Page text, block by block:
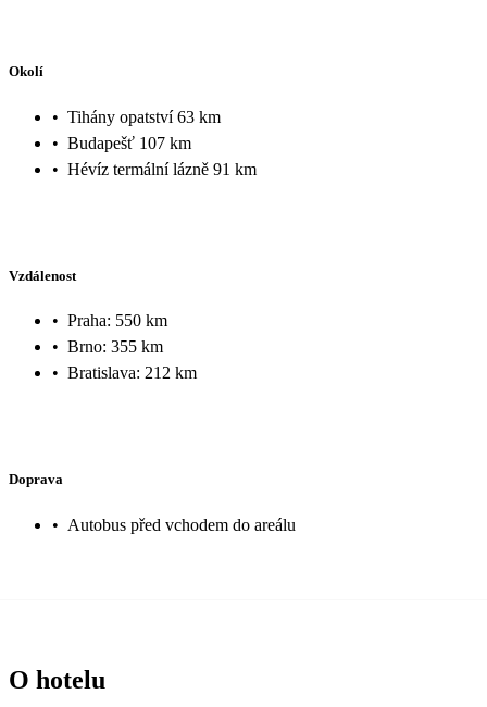
Okolí
• Tihány opatství 63 km
• Budapešť 107 km
• Hévíz termální lázně 91 km
Vzdálenost
• Praha: 550 km
• Brno: 355 km
• Bratislava: 212 km
Doprava
• Autobus před vchodem do areálu
O hotelu